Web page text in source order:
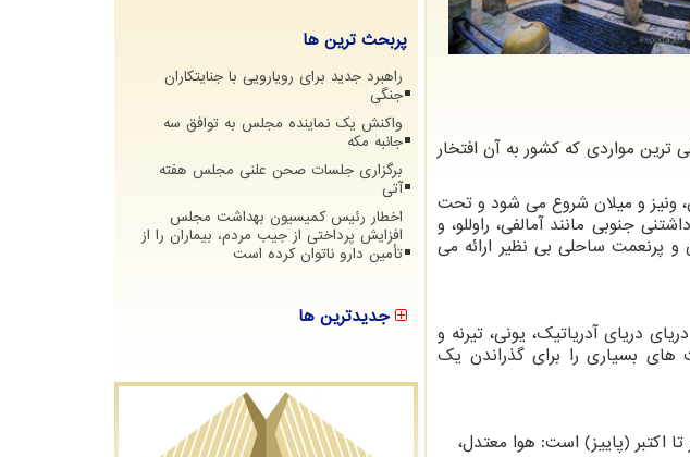
ترین مواردی که کشور به آن افتخار
ونیز و میلان شروع می شود و تحت
جنوبی مانند آمالفی، راوللو، و
و پرنعمت ساحلی بی نظیر ارائه می
دریای آدریاتیک، یونی، تیرنه و
های بسیاری را برای گذراندن یک
تا اکتبر (پاییز) است: هوا معتدل،
پربحث ترین ها
راهبرد جدید برای رویارویی با جنایتکاران
جنگی
واکنش یک نماینده مجلس به توافق سه
جانبه مکه
برگزاری جلسات صحن علنی مجلس هفته
آتی
اخطار رئیس کمیسیون بهداشت مجلس
افزایش پرداختی از جیب مردم، بیماران را از
تأمین دارو ناتوان کرده است
جدیدترین ها